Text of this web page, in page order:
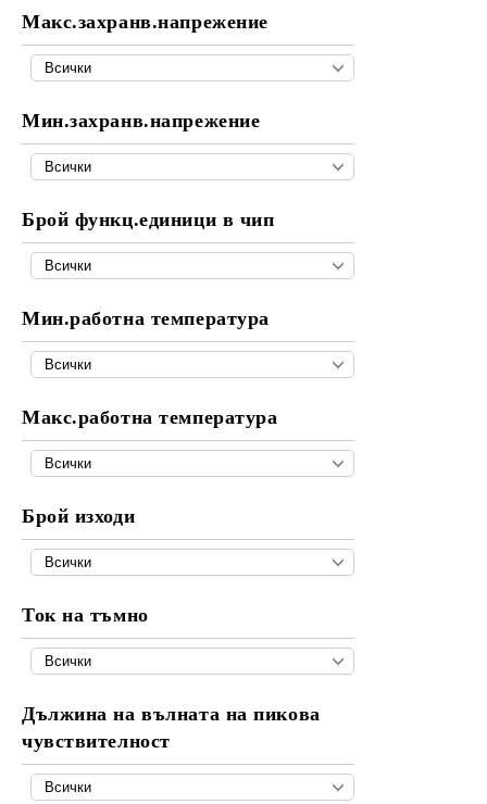
Макс.захранв.напрежение
Мин.захранв.напрежение
Брой функц.единици в чип
Мин.работна температура
Макс.работна температура
Брой изходи
Ток на тъмно
Дължина на вълната на пикова
чувствителност